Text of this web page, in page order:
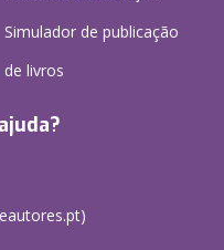
Simulador de publicação
de livros
)